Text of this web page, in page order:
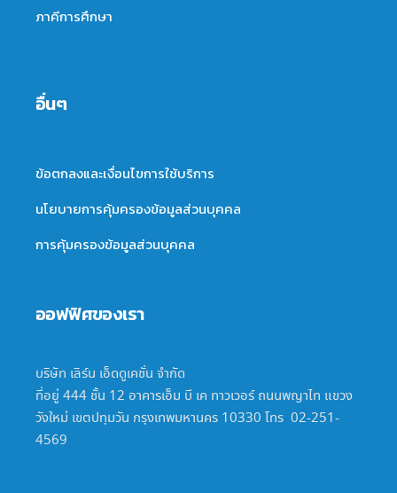
ภาคีการศึกษา
อื่นๆ
ข้อตกลงและเงื่อนไขการใช้บริการ
นโยบายการคุ้มครองข้อมูลส่วนบุคคล
การคุ้มครองข้อมูลส่วนบุคคล
ออฟฟิศของเรา
บริษัท เลิร์น เอ็ดดูเคชั่น จำกัด
ที่อยู่ 444 ชั้น 12 อาคารเอ็ม บี เค ทาวเวอร์ ถนนพญาไท แขวง
วังใหม่ เขตปทุมวัน กรุงเทพมหานคร 10330 โทร 02-251-
4569